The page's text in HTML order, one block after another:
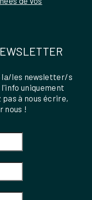
la/les newsletter/s
uniquement
pas à nous écrire,
nous !